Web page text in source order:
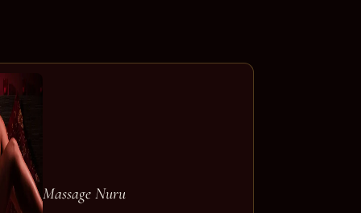
Massage Nuru